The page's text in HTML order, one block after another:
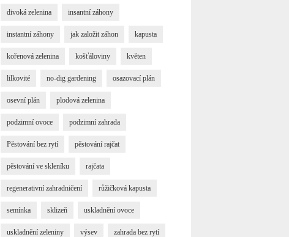
divoká zelenina insantní záhony
instantní záhony jak založit záhon kapusta
kořenová zelenina košťáloviny květen
lilkovité no-dig gardening osazovací plán
osevní plán plodová zelenina
podzimní ovoce podzimní zahrada
Pěstování bez rytí pěstování rajčat
pěstování ve skleníku rajčata
regenerativní zahradničení růžičková kapusta
semínka sklizeň uskladnění ovoce
uskladnění zeleniny výsev zahrada bez rytí